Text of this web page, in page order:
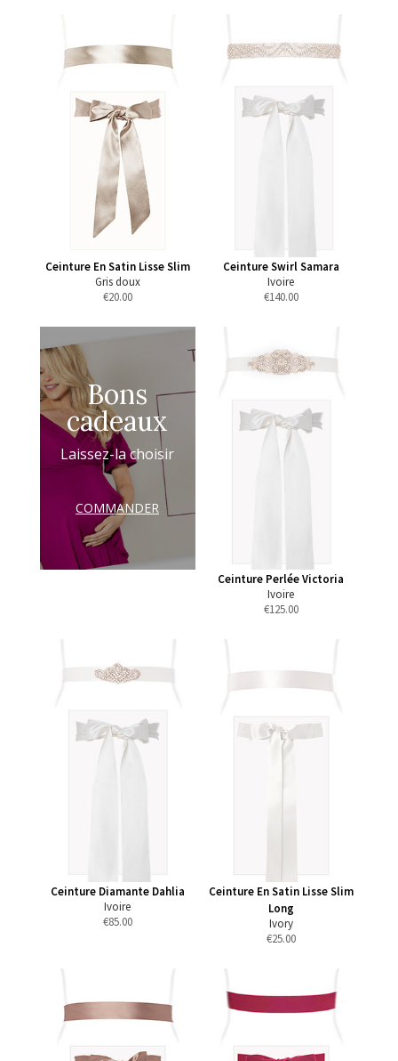
Ceinture En Satin Lisse Slim
Gris doux
€20.00
Ceinture Swirl Samara
Ivoire
€140.00
Bons
cadeaux
Laissez-la choisir
COMMANDER
Ceinture Perlée Victoria
Ivoire
€125.00
Ceinture Diamante Dahlia
Ivoire
€85.00
Ceinture En Satin Lisse Slim
Long
Ivory
€25.00